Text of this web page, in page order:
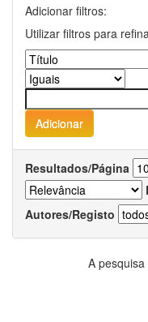
Adicionar filtros:
Utilizar filtros para
Resultados/Página
Autores/Registo
A